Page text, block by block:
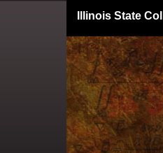
Illinois State